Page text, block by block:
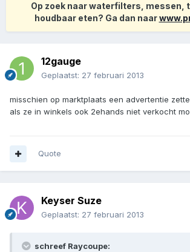
Op zoek naar waterfilters, messen,
houdbaar eten? Ga dan naar
12gauge
Geplaatst: 27 februari 2013
misschien op marktplaats een advertentie
als ze in winkels ook 2ehands niet verkocht
Quote
Keyser Suze
Geplaatst: 27 februari 2013
schreef Raycoupe: